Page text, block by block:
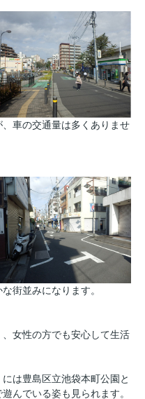
車の交通量は多くありませ
街並みになります。
女性の方でも安心して生活
は豊島区立池袋本町公園と
んでいる姿も見られます。